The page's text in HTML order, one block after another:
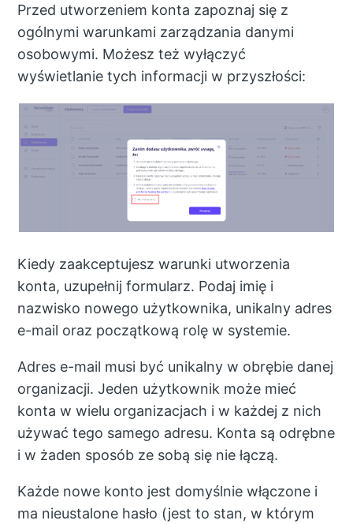
Przed utworzeniem konta zapoznaj się z
ogólnymi warunkami zarządzania danymi
osobowymi. Możesz też wyłączyć
wyświetlanie tych informacji w przyszłości:
Kiedy zaakceptujesz warunki utworzenia
konta, uzupełnij formularz. Podaj imię i
nazwisko nowego użytkownika, unikalny adres
e-mail oraz początkową rolę w systemie.
Adres e-mail musi być unikalny w obrębie danej
organizacji. Jeden użytkownik może mieć
konta w wielu organizacjach i w każdej z nich
używać tego samego adresu. Konta są odrębne
i w żaden sposób ze sobą się nie łączą.
Każde nowe konto jest domyślnie włączone i
ma nieustalone hasło (jest to stan, w którym